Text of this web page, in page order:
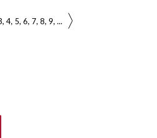
4 5 6 7 8 9 ...